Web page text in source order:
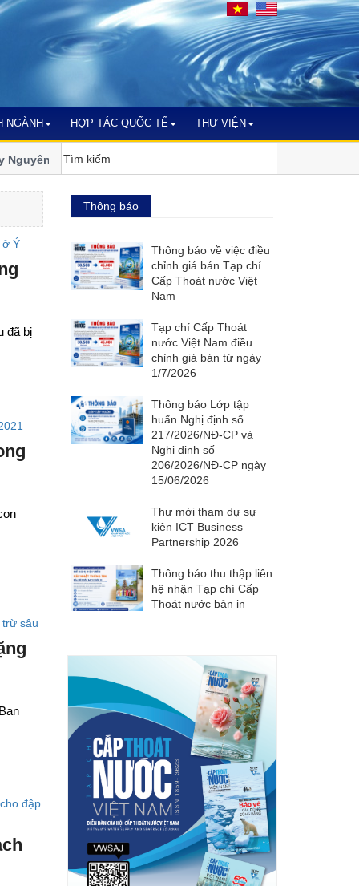
NGÀNH HỢP TÁC QUỐC TẾ THƯ VIỆN
bước vào nhiệm kỳ xanh và
đổi khí hậu
đã bị
Thông báo
Thông báo về việc điều
chỉnh giá bán Tạp chí
Cấp Thoát nước Việt
Nam
Tạp chí Cấp Thoát
nước Việt Nam điều
chỉnh giá bán từ ngày
1/7/2026
Thông báo Lớp tập
huấn Nghị định số
217/2026/NĐ-CP và
Nghị định số
206/2026/NĐ-CP ngày
15/06/2026
Thư mời tham dự sự
kiện ICT Business
Partnership 2026
Thông báo thu thập liên
hệ nhận Tạp chí Cấp
Thoát nước bản in